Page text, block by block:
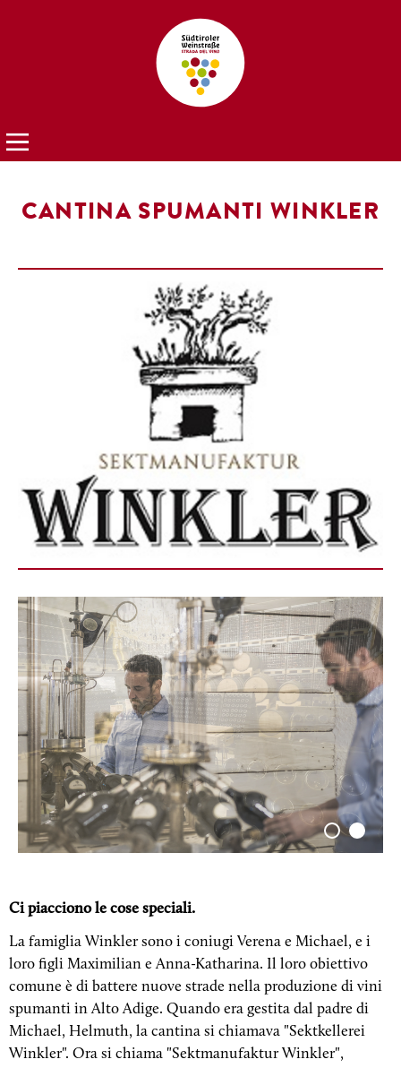
CANTINA SPUMANTI WINKLER
Ci piacciono le cose speciali.
La famiglia Winkler sono i coniugi Verena e Michael, e i
loro figli Maximilian e Anna-Katharina. Il loro obiettivo
comune è di battere nuove strade nella produzione di vini
spumanti in Alto Adige. Quando era gestita dal padre di
Michael, Helmuth, la cantina si chiamava "Sektkellerei
Winkler". Ora si chiama "Sektmanufaktur Winkler",